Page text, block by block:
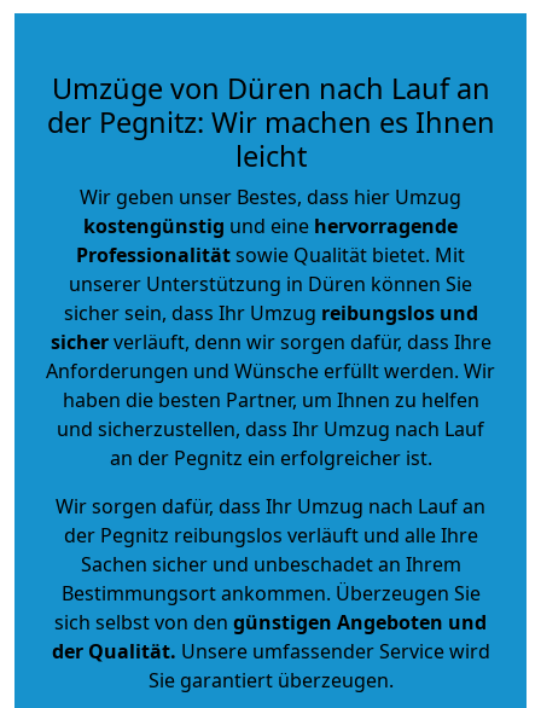
Umzüge von Düren nach Lauf an
der Pegnitz: Wir machen es Ihnen
leicht
Wir geben unser Bestes, dass hier Umzug
kostengünstig und eine hervorragende
Professionalitätsowie Qualität bietet. Mit
unserer Unterstützung in Düren können Sie
sicher sein, dass Ihr Umzug reibungslos und
sicherverläuft, denn wir sorgen dafür, dass Ihre
Anforderungen und Wünsche erfüllt werden. Wir
haben die besten Partner, um Ihnen zu helfen
und sicherzustellen, dass Ihr Umzug nach Lauf
an der Pegnitz ein erfolgreicher ist.
Wir sorgen dafür, dass Ihr Umzug nach Lauf an
der Pegnitz reibungslos verläuft und alle Ihre
Sachen sicher und unbeschadet an Ihrem
Bestimmungsort ankommen. Überzeugen Sie
sich selbst von den günstigen Angeboten und
der Qualität. Unsere umfassender Service wird
Sie garantiert überzeugen.